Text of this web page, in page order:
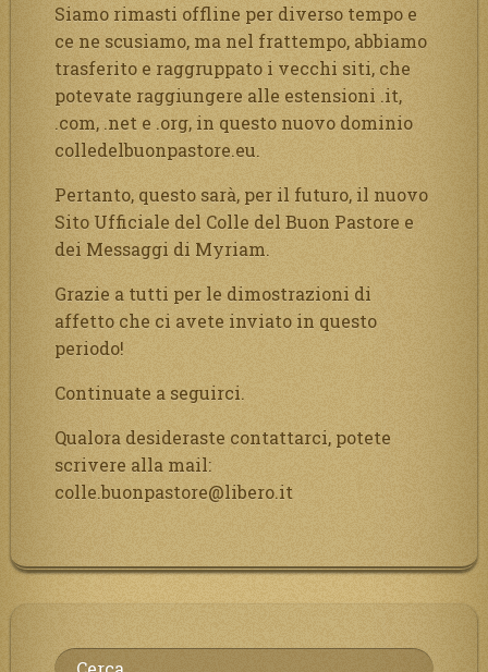
Siamo rimasti offline per diverso tempo e
ce ne scusiamo, ma nel frattempo, abbiamo
trasferito e raggruppato i vecchi siti, che
potevate raggiungere alle estensioni .it,
.com, .net e .org, in questo nuovo dominio
colledelbuonpastore.eu.
Pertanto, questo sarà, per il futuro, il nuovo
Sito Ufficiale del Colle del Buon Pastore e
dei Messaggi di Myriam.
Grazie a tutti per le dimostrazioni di
affetto che ci avete inviato in questo
periodo!
Continuate a seguirci.
Qualora desideraste contattarci, potete
scrivere alla mail:
colle.buonpastore@libero.it
Ricerca